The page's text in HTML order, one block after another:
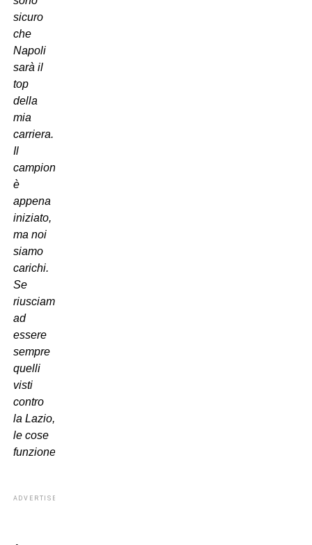
sicuro
che
Napoli
sarà il
top
della
mia
carriera.
Il
campionato
è
appena
iniziato,
ma noi
siamo
carichi.
Se
riusciamo
ad
essere
sempre
quelli
visti
contro
la Lazio,
le cose
funzioneranno
ADVERTISEMENT